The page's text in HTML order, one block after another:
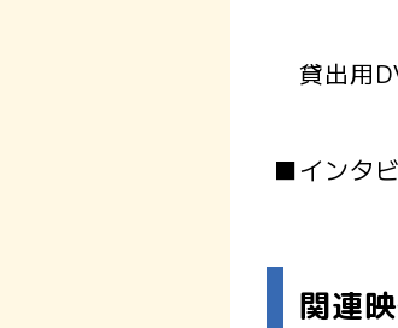
貸出用
■インタ
関連